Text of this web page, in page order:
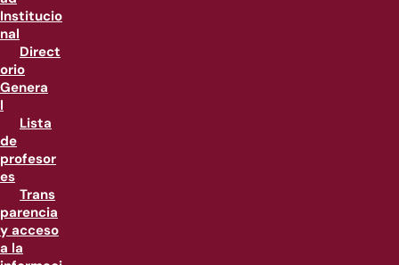
Institucio
nal
Direct
orio
Genera
l
Lista
de
profesor
es
Trans
parencia
y acceso
a la